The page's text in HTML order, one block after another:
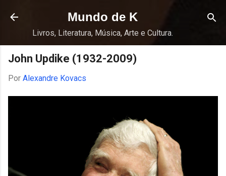
Pular para o conteúdo principal
Mundo de K
Livros, Literatura, Música, Arte e Cultura.
John Updike (1932-2009)
Por Alexandre Kovacs